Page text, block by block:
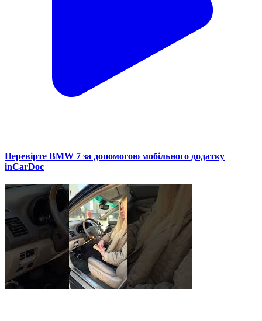
Перевірте BMW 7 за допомогою мобільного додатку
inCarDoc